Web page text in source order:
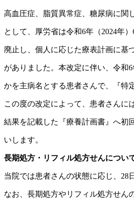
高血圧症、脂質異常症、糖尿病に関
として、厚労省は令和6年（2024年
廃止し、個人に応じた療表計画に基
がありました。本改定に伴い、令和
かを主病名とする患者さんで、『特
この度の改定によって、患者さんに
結果を記載した『療養計画書』へ初
いします。
長期処方・リフィル処方せんについ
当院では患者さんの状態に応じ、28
なお、長期処方やリフィル処方せん